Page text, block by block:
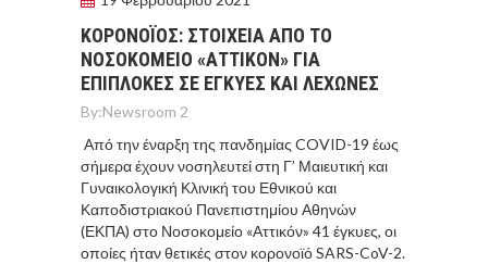
ΚΟΡΟΝΟΪΟΣ: ΣΤΟΙΧΕΙΑ ΑΠΟ ΤΟ
ΝΟΣΟΚΟΜΕΙΟ «ΑΤΤΙΚΟΝ» ΓΙΑ
ΕΠΙΠΛΟΚΕΣ ΣΕ ΕΓΚΥΕΣ ΚΑΙ ΛΕΧΩΝΕΣ
By:Newsroom 2
Από την έναρξη της πανδημίας COVID-19 έως
σήμερα έχουν νοσηλευτεί στη Γ’ Μαιευτική και
Γυναικολογική Κλινική του Εθνικού και
Καποδιστριακού Πανεπιστημίου Αθηνών
(ΕΚΠΑ) στο Νοσοκομείο «Αττικόν» 41 έγκυες, οι
οποίες ήταν θετικές στον κορονοϊό SARS-CoV-2.